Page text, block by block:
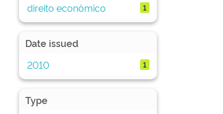
direito econômico 1
Date issued
2010
1
Type